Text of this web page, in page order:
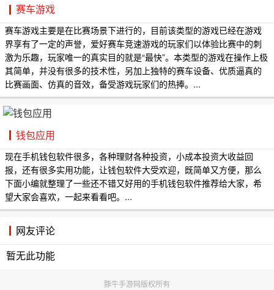
赛车游戏
赛车游戏主要是在比赛场景下进行的，目前该类型的游戏已经在游戏
界享有了一定的声誉，爱好赛车竞速游戏的玩家们以体验比赛中的刺
激为乐趣，玩家唯一的真实目的就是“最快”。本类型的游戏在操作上极
其简单，并没有很多的技术性，另加上独特的赛车设备、优质逼真的
比赛画面、仿真的音效，备受游戏玩家们的热捧。...
钱包应用
现在手机钱包软件很多，各种理财各种投资，小成本投资大收益回
报，还有很多实用功能，让钱包软件大受欢迎，既简单又方便，那么
下面小编就整理了一些还不错又好用的手机钱包软件推荐给大家，希
望大家会喜欢，一起来看看吧。...
网友评论
暂无此功能
豚牛手游网版权所有